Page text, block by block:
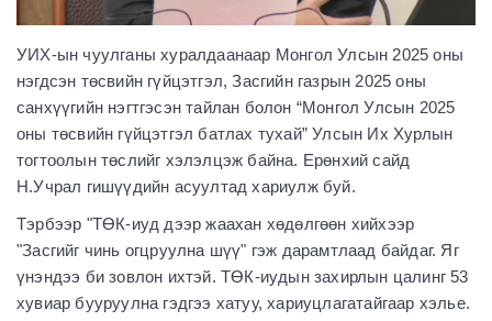
УИХ-ын чуулганы хуралдаанаар Монгол Улсын 2025 оны
нэгдсэн төсвийн гүйцэтгэл, Засгийн газрын 2025 оны
санхүүгийн нэгтгэсэн тайлан болон “Монгол Улсын 2025
оны төсвийн гүйцэтгэл батлах тухай” Улсын Их Хурлын
тогтоолын төслийг хэлэлцэж байна. Ерөнхий сайд
Н.Учрал гишүүдийн асуултад хариулж буй.
Тэрбээр "ТӨК-иуд дээр жаахан хөдөлгөөн хийхээр
"Засгийг чинь огцруулна шүү" гэж дарамтлаад байдаг. Яг
үнэндээ би зовлон ихтэй. ТӨК-иудын захирлын цалинг 53
хувиар бууруулна гэдгээ хатуу, хариуцлагатайгаар хэлье.